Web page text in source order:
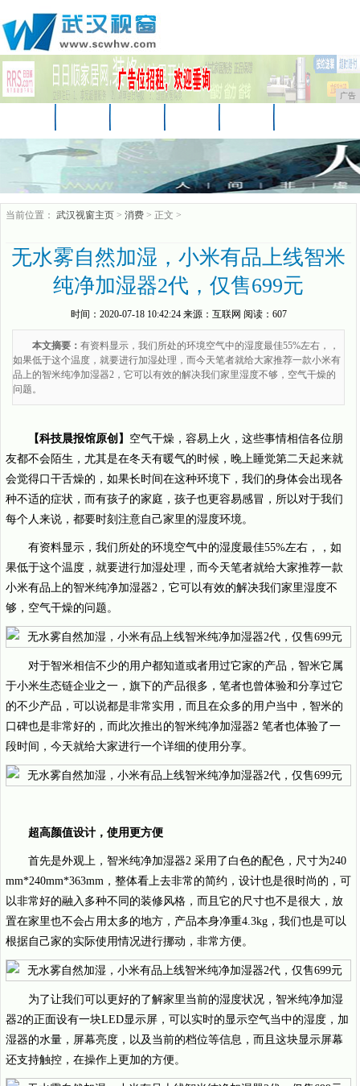
广告
家居 企业
当前位置： 武汉视窗主页 > 消费 > 正文 >
无水雾自然加湿，小米有品上线智米
纯净加湿器2代，仅售699元
时间： 2020-07-18 10:42:24来源： 互联网 阅读：607
本文摘要： 有资料显示，我们所处的环境空气中的湿度最佳55%左右，，
如果低于这个温度，就要进行加湿处理，而今天笔者就给大家推荐一款小米有
品上的智米纯净加湿器2，它可以有效的解决我们家里湿度不够，空气干燥的
问题。
【科技晨报馆原创】 空气干燥，容易上火，这些事情相信各位朋
友都不会陌生，尤其是在冬天有暖气的时候，晚上睡觉第二天起来就
会觉得口干舌燥的，如果长时间在这种环境下，我们的身体会出现各
种不适的症状，而有孩子的家庭，孩子也更容易感冒，所以对于我们
每个人来说，都要时刻注意自己家里的湿度环境。
有资料显示，我们所处的环境空气中的湿度最佳55%左右，，如
果低于这个温度，就要进行加湿处理，而今天笔者就给大家推荐一款
小米有品上的智米纯净加湿器2，它可以有效的解决我们家里湿度不
够，空气干燥的问题。
对于智米相信不少的用户都知道或者用过它家的产品，智米它属
于小米生态链企业之一，旗下的产品很多，笔者也曾体验和分享过它
的不少产品，可以说都是非常实用，而且在众多的用户当中，智米的
口碑也是非常好的，而此次推出的智米纯净加湿器2 笔者也体验了一
段时间，今天就给大家进行一个详细的使用分享。
超高颜值设计，使用更方便
首先是外观上，智米纯净加湿器2 采用了白色的配色，尺寸为240
mm*240mm*363mm，整体看上去非常的简约，设计也是很时尚的，可
以非常好的融入多种不同的装修风格，而且它的尺寸也不是很大，放
置在家里也不会占用太多的地方，产品本身净重4.3kg，我们也是可以
根据自己家的实际使用情况进行挪动，非常方便。
为了让我们可以更好的了解家里当前的湿度状况，智米纯净加湿
器2的正面设有一块LED显示屏，可以实时的显示空气当中的湿度，加
湿器的水量，屏幕亮度，以及当前的档位等信息，而且这块显示屏幕
还支持触控，在操作上更加的方便。